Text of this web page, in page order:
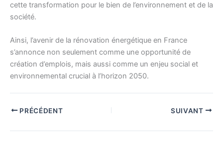
cette transformation pour le bien de l’environnement et de la
société.
Ainsi, l’avenir de la rénovation énergétique en France
s’annonce non seulement comme une opportunité de
création d’emplois, mais aussi comme un enjeu social et
environnemental crucial à l’horizon 2050.
PRÉCÉDENT SUIVANT